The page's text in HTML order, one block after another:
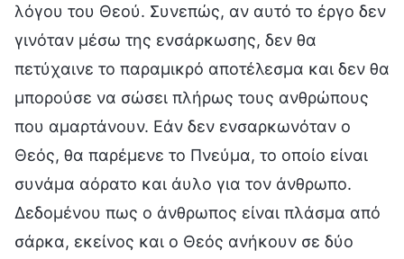
λόγου του Θεού. Συνεπώς, αν αυτό το έργο δεν
γινόταν μέσω της ενσάρκωσης, δεν θα
πετύχαινε το παραμικρό αποτέλεσμα και δεν θα
μπορούσε να σώσει πλήρως τους ανθρώπους
που αμαρτάνουν. Εάν δεν ενσαρκωνόταν ο
Θεός, θα παρέμενε το Πνεύμα, το οποίο είναι
συνάμα αόρατο και άυλο για τον άνθρωπο.
Δεδομένου πως ο άνθρωπος είναι πλάσμα από
σάρκα, εκείνος και ο Θεός ανήκουν σε δύο